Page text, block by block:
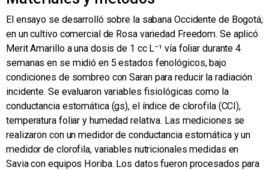
El ensayo se desarrolló sobre la sabana Occidente de Bogotá;
en un cultivo comercial de Rosa variedad Freedom. Se aplicó
Merit Amarillo a una dosis de 1 cc L⁻¹ vía foliar durante 4
semanas en se midió en 5 estados fenológicos, bajo
condiciones de sombreo con Saran para reducir la radiación
incidente. Se evaluaron variables fisiológicas como la
conductancia estomática (gs), el índice de clorofila (CCI),
temperatura foliar y humedad relativa. Las mediciones se
realizaron con un medidor de conductancia estomática y un
medidor de clorofila, variables nutricionales medidas en
Savia con equipos Horiba. Los datos fueron procesados para